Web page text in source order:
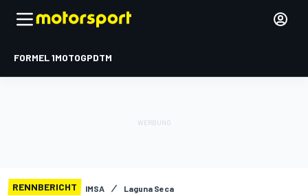
FORMEL 1MOTOGPDTM
RENNBERICHT IMSA Laguna Seca